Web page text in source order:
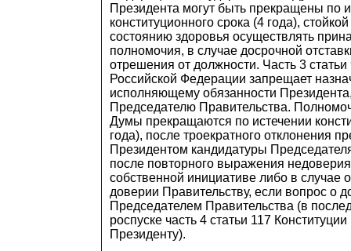
Президента могут быть прекращены по
конституционного срока (4 года),
состоянию здоровья осуществлять
полномочия, в случае досрочной
отрешения от должности. Часть 3 статьи
Российской Федерации запрещает
исполняющему обязанности
Председателю Правительства.
Думы прекращаются по истечении
года), после троекратного отклонения
Президентом кандидатуры
после повторного выражения
собственной инициативе либо в случае
доверии Правительству, если вопрос о
Председателем Правительства (в
роспуске часть 4 статьи 117
Президенту).